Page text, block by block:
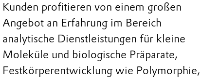
Kunden profitieren von einem großen
Angebot an Erfahrung im Bereich
analytische Dienstleistungen für kleine
Moleküle und biologische Präparate,
Festkörperentwicklung wie Polymorphie,